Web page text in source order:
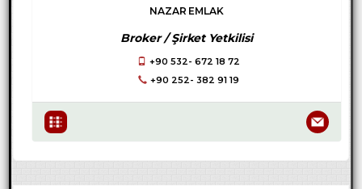
NAZAR EMLAK
Broker / Şirket Yetkilisi
+90 532- 672 18 72
+90 252- 382 91 19